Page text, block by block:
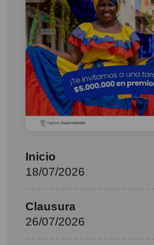
Inicio
18/07/2026
Clausura
26/07/2026